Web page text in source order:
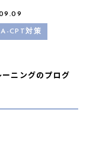
CPT対策
ニングのプログ